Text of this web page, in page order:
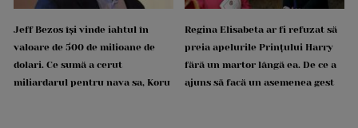
Jeff Bezos își vinde iahtul în
valoare de 500 de milioane de
dolari. Ce sumă a cerut
miliardarul pentru nava sa, Koru
Regina Elisabeta ar fi refuzat să
preia apelurile Prințului Harry
fără un martor lângă ea. De ce a
ajuns să facă un asemenea gest